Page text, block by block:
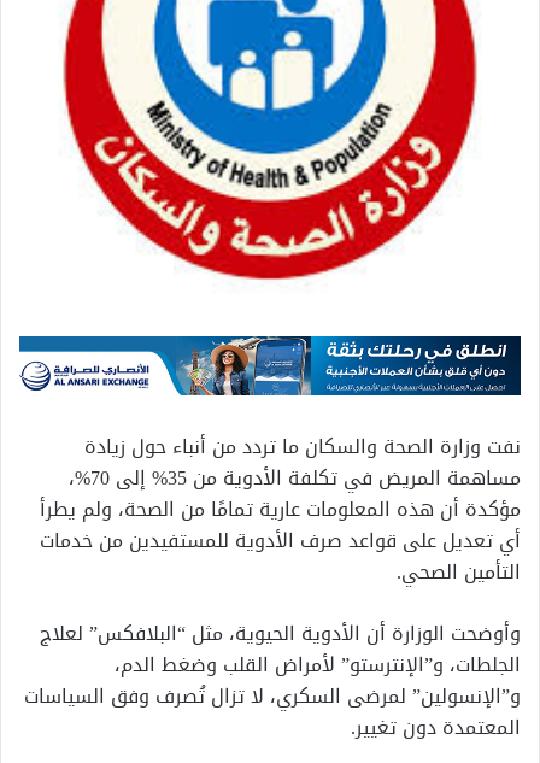
نفت وزارة الصحة والسكان ما تردد من أنباء حول زيادة
مساهمة المريض في تكلفة الأدوية من 35% إلى 70%،
مؤكدة أن هذه المعلومات عارية تمامًا من الصحة، ولم يطرأ
أي تعديل على قواعد صرف الأدوية للمستفيدين من خدمات
التأمين الصحي.
وأوضحت الوزارة أن الأدوية الحيوية، مثل “البلافكس” لعلاج
الجلطات، و”الإنترستو” لأمراض القلب وضغط الدم،
و”الإنسولين” لمرضى السكري، لا تزال تُصرف وفق السياسات
المعتمدة دون تغيير.